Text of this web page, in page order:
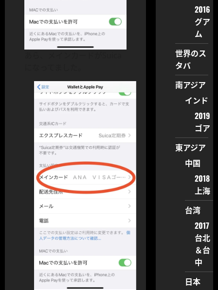
2016
グア
ム
世界のス
タバ
南アジア
インド
2019
ゴア
東アジア
中国
2018
上海
台湾
2017
台北
＆台
中
日本